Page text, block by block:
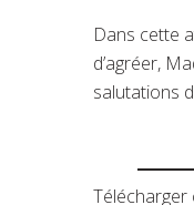
Dans cette
d’agréer,
salutations
Télécharger